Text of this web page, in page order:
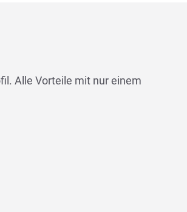
Alle Vorteile mit nur einem